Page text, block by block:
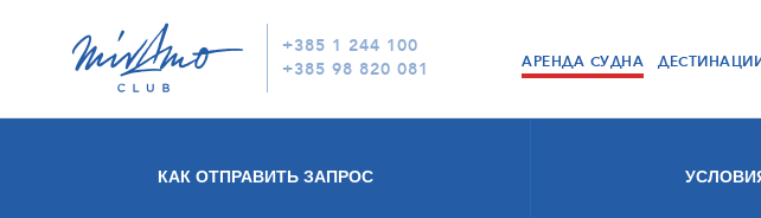
+385 1 244 100
+385 98 820 081
АРЕНДА СУДНА
КАК ОТПРАВИТЬ ЗАПРОС